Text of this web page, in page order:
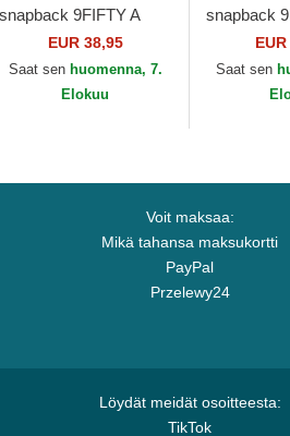
snapback 9FIFTY A
Frame Classic Boston
Celtics NBA New Era
EUR 38,95
Saat sen huomenna, 7.
Elokuu
snapback
Frame
Celtics
Saat sen
Voit maksaa:
Mikä tahansa maksukortti
PayPal
Przelewy24
Löydät meidät osoitteesta:
TikTok